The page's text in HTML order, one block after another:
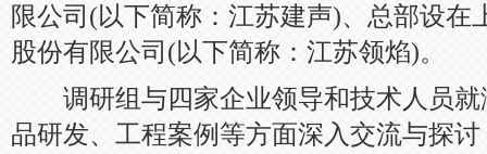
限公司(以下简称：江苏建声)、总部设在
股份有限公司(以下简称：江苏领焰)。
调研组与四家企业领导和技术人员就
品研发、工程案例等方面深入交流与探